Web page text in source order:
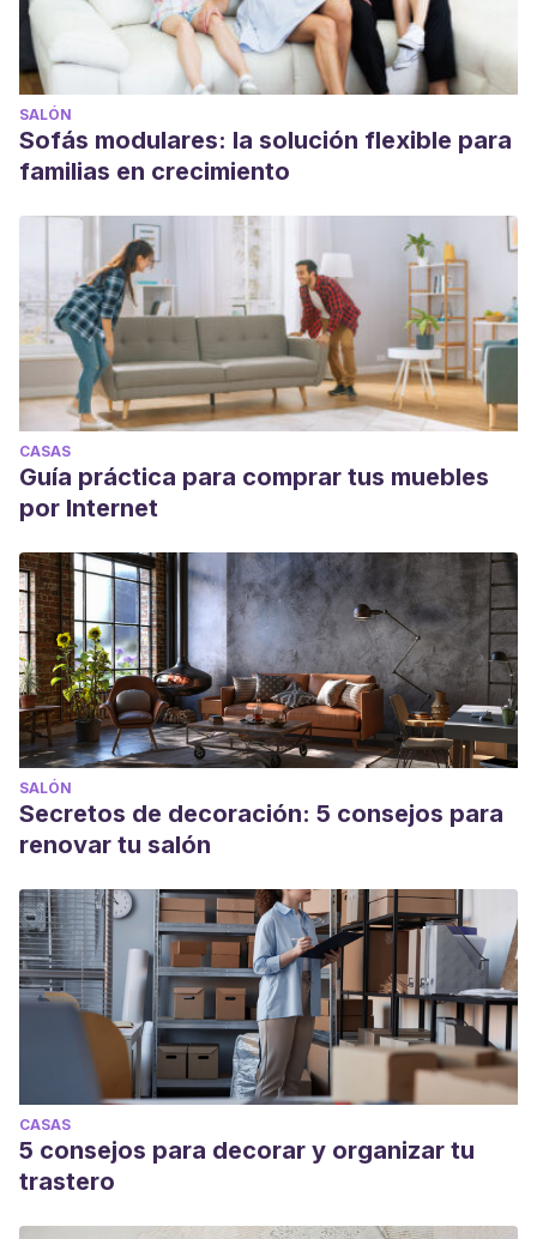
SALÓN
Sofás modulares: la solución flexible para
familias en crecimiento
CASAS
Guía práctica para comprar tus muebles
por Internet
SALÓN
Secretos de decoración: 5 consejos para
renovar tu salón
CASAS
5 consejos para decorar y organizar tu
trastero